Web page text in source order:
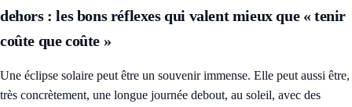
dehors : les bons réflexes qui valent mieux que « tenir
coûte que coûte »
Une éclipse solaire peut être un souvenir immense. Elle peut aussi être,
très concrètement, une longue journée debout, au soleil, avec des